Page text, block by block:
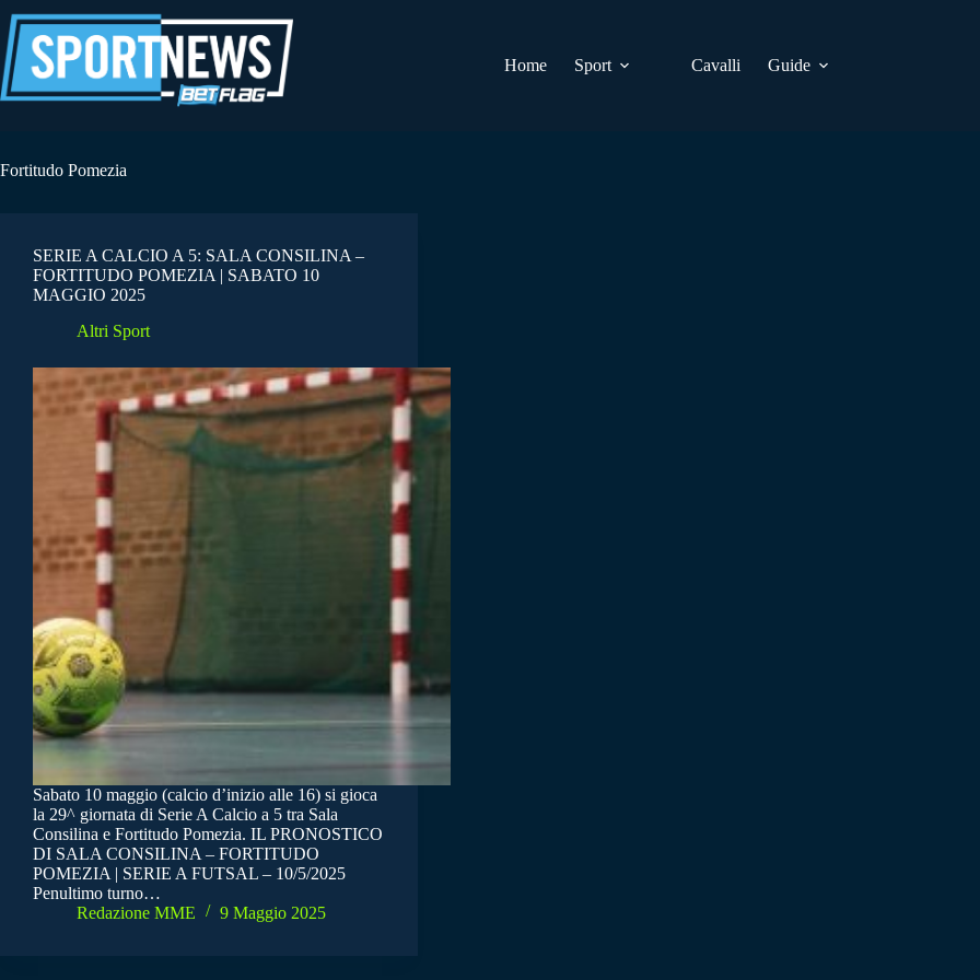
al
contenuto
Home
Sport Cavalli Guide
Fortitudo Pomezia
SERIE A CALCIO A 5: SALA CONSILINA –
FORTITUDO POMEZIA | SABATO 10
MAGGIO 2025
Altri Sport
Sabato 10 maggio (calcio d’inizio alle 16) si gioca
la 29^ giornata di Serie A Calcio a 5 tra Sala
Consilina e Fortitudo Pomezia. IL PRONOSTICO
DI SALA CONSILINA – FORTITUDO
POMEZIA | SERIE A FUTSAL – 10/5/2025
Penultimo turno…
Redazione MME
9 Maggio 2025